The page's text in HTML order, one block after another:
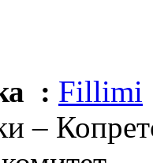
: Fillimi
–